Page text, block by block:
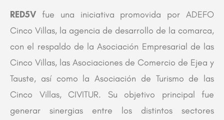
RED5V fue una iniciativa promovida por ADEFO
Cinco Villas, la agencia de desarrollo de la comarca,
con el respaldo de la Asociación Empresarial de las
Cinco Villas, las Asociaciones de Comercio de Ejea y
Tauste, así como la Asociación de Turismo de las
Cinco Villas, CIVITUR. Su objetivo principal fue
generar sinergias entre los distintos sectores